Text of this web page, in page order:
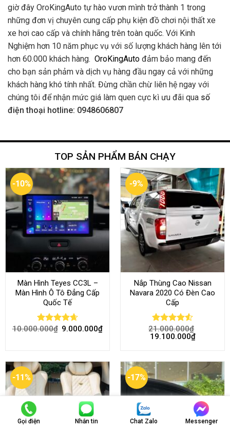
giờ đây OroKingAuto tự hào vươn mình trở thành 1 trong
những đơn vị chuyên cung cấp phụ kiện đồ chơi nội thất xe
xe hơi cao cấp và chính hãng trên toàn quốc. Với Kinh
Nghiệm hơn 10 năm phục vụ với số lượng khách hàng lên tới
hơn 60.000 khách hàng. OroKingAuto đảm bảo mang đến
cho bạn sản phảm và dịch vụ hàng đầu ngay cả với những
khách hàng khó tính nhất. Đừng chần chừ liên hệ ngay với
chúng tôi để nhận mức giá làm quen cực kì ưu đãi qua số
điện thoại hotline: 0948606807
TOP SẢN PHẨM BÁN CHẠY
-10%
Màn Hình Teyes CC3L –
Màn Hình Ô Tô Đẳng Cấp
Quốc Tế
Rated 4.68
10.000.000₫ 9.000.000₫
-9%
Nắp Thùng Cao Nissan
Navara 2020 Có Đèn Cao
Cấp
Rated4.52
out of 5
21.000.000₫
19.100.000₫
-11% -17%
Gọi điện Nhắn tin Chat Zalo Messenger